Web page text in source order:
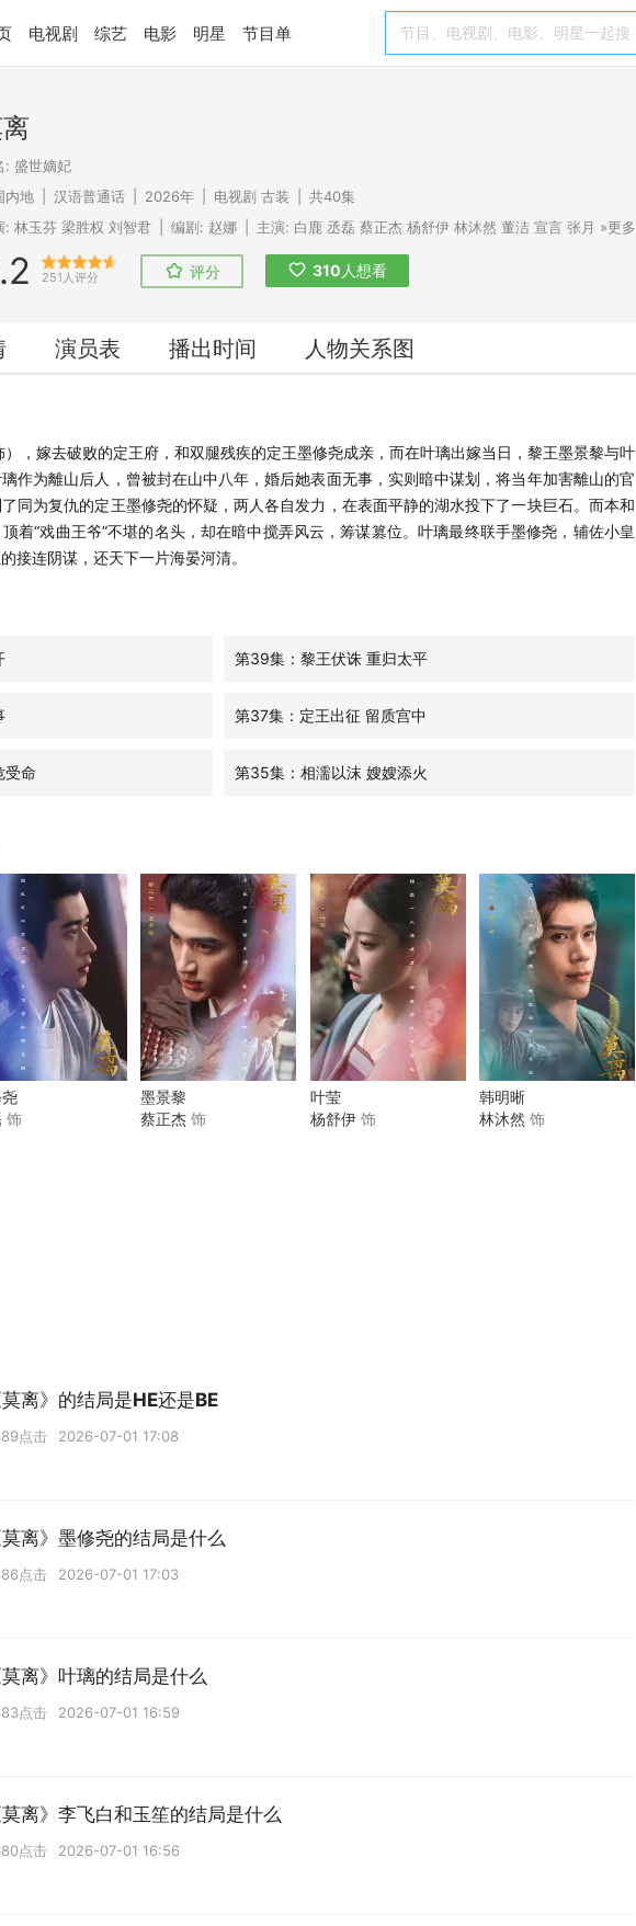
电视剧 综艺 电影 明星 节目单
: 盛世嫡妃
内地
汉语普通话 2026年 电视剧 古装
共40集
: 林玉芬 梁胜权 刘智君 编剧: 赵娜 主演: 白鹿 丞磊 蔡正杰 杨舒伊 林沐然 董洁 宣言 张月 »更多
251人评分 评分 310 人想看
演员表 播出时间 人物关系图
，嫁去破败的定王府，和双腿残疾的定王墨修尧成亲，而在叶璃出嫁当日，黎王墨景黎与叶
作为離山后人，曾被封在山中八年，婚后她表面无事，实则暗中谋划，将当年加害離山的官
同为复仇的定王墨修尧的怀疑，两人各自发力，在表面平静的湖水投下了一块巨石。而本和
着“戏曲王爷”不堪的名头，却在暗中搅弄风云，筹谋篡位。叶璃最终联手墨修尧，辅佐小皇
接连阴谋，还天下一片海晏河清。
第39集：黎王伏诛 重归太平
第37集：定王出征 留质宫中
受命 第35集：相濡以沫 嫂嫂添火
饰
墨景黎
蔡正杰 饰
叶莹
杨舒伊 饰
韩明晰
林沐然 饰
莫离》的结局是HE还是BE
点击 2026-07-01 17:08
莫离》墨修尧的结局是什么
点击 2026-07-01 17:03
莫离》叶璃的结局是什么
点击 2026-07-01 16:59
莫离》李飞白和玉笙的结局是什么
点击 2026-07-01 16:56